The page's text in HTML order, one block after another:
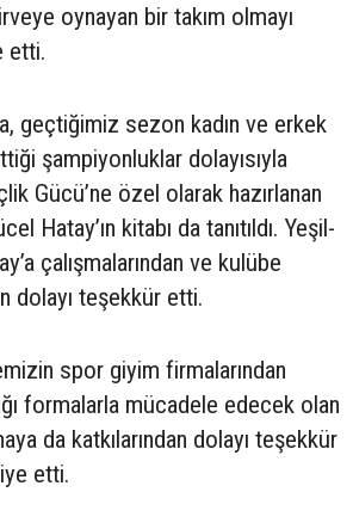
oynayan bir takım olmayı
etti.
geçtiğimiz sezon kadın ve erkek
şampiyonluklar dolayısıyla
Gücü’ne özel olarak hazırlanan
Hatay’ın kitabı da tanıtıldı. Yeşil-
çalışmalarından ve kulübe
dolayı teşekkür etti.
spor giyim firmalarından
formalarla mücadele edecek olan
da katkılarından dolayı teşekkür
etti.